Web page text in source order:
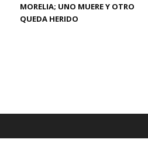
MORELIA; UNO MUERE Y OTRO
QUEDA HERIDO